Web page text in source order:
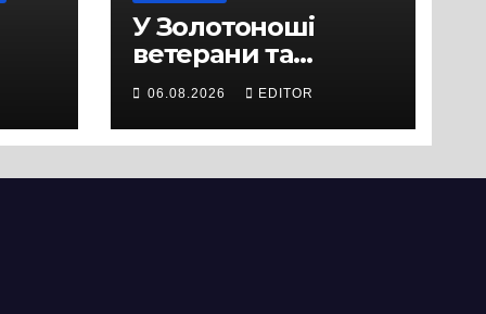
У Золотоноші
ветерани та
місцеві жителі
вийшли на
протест до стін
06.08.2026 EDITOR